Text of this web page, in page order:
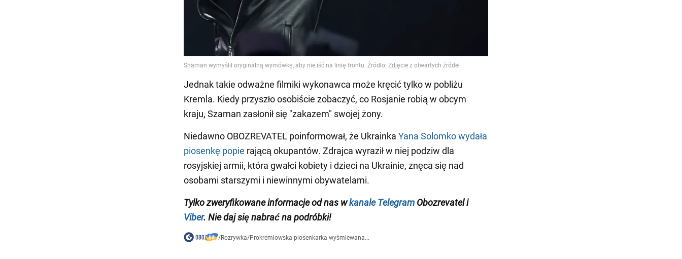
Jednak takie odważne filmiki wykonawca może kręcić tylko w pobliżu
Kremla. Kiedy przyszło osobiście zobaczyć, co Rosjanie robią w obcym
kraju, Szaman zasłonił się "zakazem" swojej żony.
Niedawno OBOZREVATEL poinformował, że Ukrainka Yana Solomko wydała
piosenkę popie rającą okupantów. Zdrajca wyraził w niej podziw dla
rosyjskiej armii, która gwałci kobiety i dzieci na Ukrainie, znęca się nad
osobami starszymi i niewinnymi obywatelami.
Tylko zweryfikowane informacje od nas wkanale Telegram Obozrevatel i
Viber. Nie daj się nabrać na podróbki!
/Rozrywka/Prokremlowska piosenkarka wyśmiewana...